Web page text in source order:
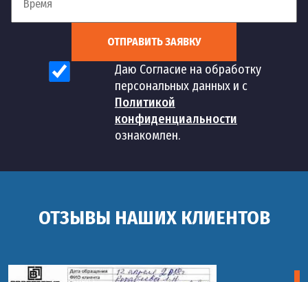
ОТПРАВИТЬ ЗАЯВКУ
Даю Согласие на обработку
персональных данных и с
Политикой
конфиденциальности
ознакомлен.
ОТЗЫВЫ НАШИХ КЛИЕНТОВ